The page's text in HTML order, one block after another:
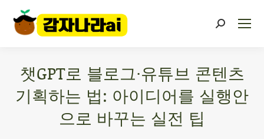
챗GPT로 블로그·유튜브 콘텐츠
기획하는 법: 아이디어를 실행안
으로 바꾸는 실전 팁